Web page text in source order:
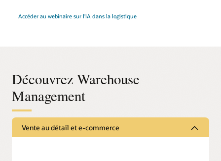
Accéder au webinaire sur l’IA dans la logistique
Découvrez Warehouse
Management
Vente au détail et e-commerce